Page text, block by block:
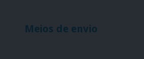
Meios de envio